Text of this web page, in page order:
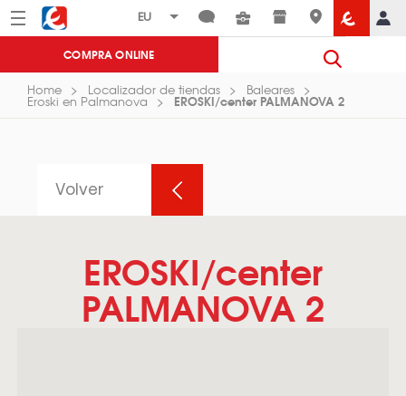
Menú Eroski
COMPRA ONLINE
Home Localizador de tiendas Baleares
Eroski en Palmanova EROSKI/center PALMANOVA 2
Volver
EROSKI/center
PALMANOVA 2